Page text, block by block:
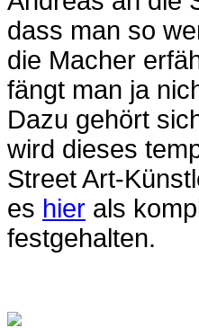
dass man so
die Macher
fängt man ja
Dazu gehört
wird dieses
Street Art-
es hier als
festgehalten.